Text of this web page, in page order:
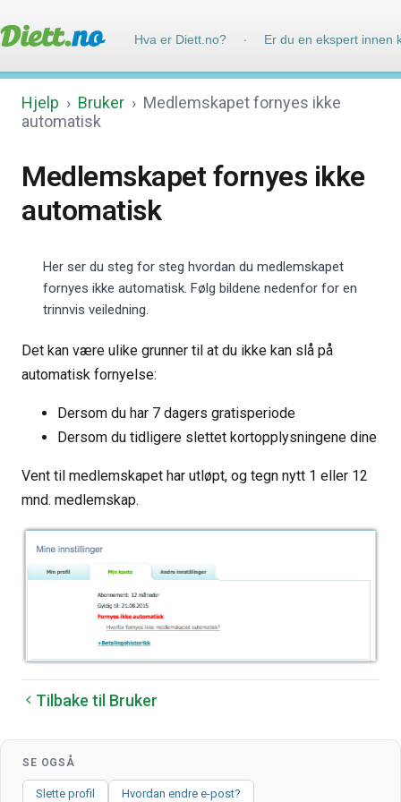
Hva er Diett.no? · Er du en ekspert innen
Hjelp › Bruker › Medlemskapet fornyes ikke
automatisk
Medlemskapet fornyes ikke
automatisk
Her ser du steg for steg hvordan du medlemskapet
fornyes ikke automatisk. Følg bildene nedenfor for en
trinnvis veiledning.
Det kan være ulike grunner til at du ikke kan slå på
automatisk fornyelse:
Dersom du har 7 dagers gratisperiode
Dersom du tidligere slettet kortopplysningene dine
Vent til medlemskapet har utløpt, og tegn nytt 1 eller 12
mnd. medlemskap.
Tilbake til Bruker
SE OGSÅ
Slette profil Hvordan endre e-post?